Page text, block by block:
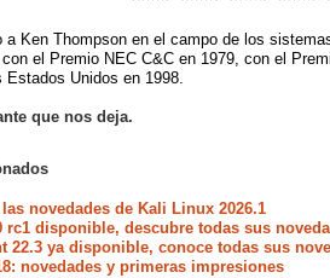
a Ken Thompson en el campo de los
el Premio NEC C&C en 1979, con el
Unidos en 1998.
que nos deja.
las novedades de Kali Linux 2026.1
rc1 disponible, descubre todas sus
22.3 ya disponible, conoce todas sus
novedades y primeras impresiones